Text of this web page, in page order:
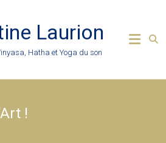
Laurion
Hatha et Yoga du son
!